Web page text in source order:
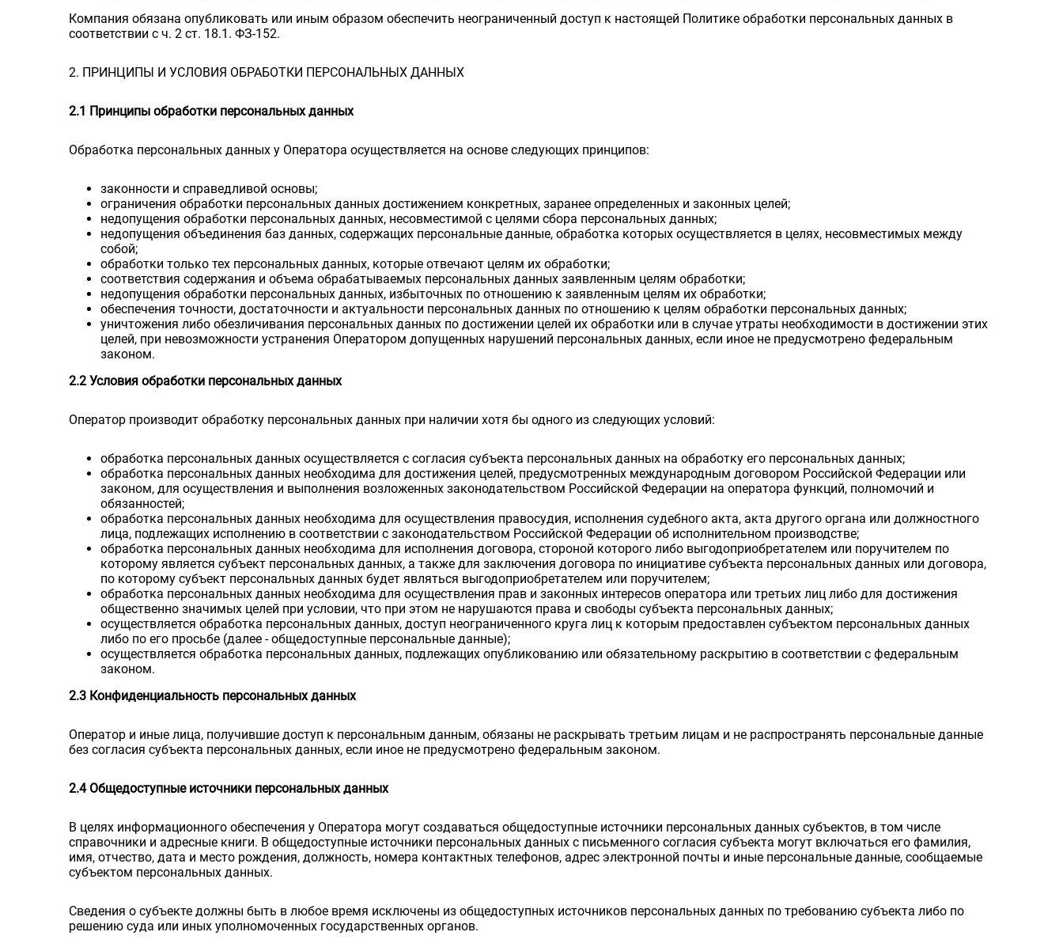
Компания обязана опубликовать или иным образом обеспечить неограниченный доступ к настоящей Политике обработки персональных данных в
соответствии с ч. 2 ст. 18.1. ФЗ-152.
2. ПРИНЦИПЫ И УСЛОВИЯ ОБРАБОТКИ ПЕРСОНАЛЬНЫХ ДАННЫХ
2.1 Принципы обработки персональных данных
Обработка персональных данных у Оператора осуществляется на основе следующих принципов:
законности и справедливой основы;
ограничения обработки персональных данных достижением конкретных, заранее определенных и законных целей;
недопущения обработки персональных данных, несовместимой с целями сбора персональных данных;
недопущения объединения баз данных, содержащих персональные данные, обработка которых осуществляется в целях, несовместимых между
собой;
обработки только тех персональных данных, которые отвечают целям их обработки;
соответствия содержания и объема обрабатываемых персональных данных заявленным целям обработки;
недопущения обработки персональных данных, избыточных по отношению к заявленным целям их обработки;
обеспечения точности, достаточности и актуальности персональных данных по отношению к целям обработки персональных данных;
уничтожения либо обезличивания персональных данных по достижении целей их обработки или в случае утраты необходимости в достижении этих
целей, при невозможности устранения Оператором допущенных нарушений персональных данных, если иное не предусмотрено федеральным
законом.
2.2 Условия обработки персональных данных
Оператор производит обработку персональных данных при наличии хотя бы одного из следующих условий:
обработка персональных данных осуществляется с согласия субъекта персональных данных на обработку его персональных данных;
обработка персональных данных необходима для достижения целей, предусмотренных международным договором Российской Федерации или
законом, для осуществления и выполнения возложенных законодательством Российской Федерации на оператора функций, полномочий и
обязанностей;
обработка персональных данных необходима для осуществления правосудия, исполнения судебного акта, акта другого органа или должностного
лица, подлежащих исполнению в соответствии с законодательством Российской Федерации об исполнительном производстве;
обработка персональных данных необходима для исполнения договора, стороной которого либо выгодоприобретателем или поручителем по
которому является субъект персональных данных, а также для заключения договора по инициативе субъекта персональных данных или договора,
по которому субъект персональных данных будет являться выгодоприобретателем или поручителем;
обработка персональных данных необходима для осуществления прав и законных интересов оператора или третьих лиц либо для достижения
общественно значимых целей при условии, что при этом не нарушаются права и свободы субъекта персональных данных;
осуществляется обработка персональных данных, доступ неограниченного круга лиц к которым предоставлен субъектом персональных данных
либо по его просьбе (далее - общедоступные персональные данные);
осуществляется обработка персональных данных, подлежащих опубликованию или обязательному раскрытию в соответствии с федеральным
законом.
2.3 Конфиденциальность персональных данных
Оператор и иные лица, получившие доступ к персональным данным, обязаны не раскрывать третьим лицам и не распространять персональные данные
без согласия субъекта персональных данных, если иное не предусмотрено федеральным законом.
2.4 Общедоступные источники персональных данных
В целях информационного обеспечения у Оператора могут создаваться общедоступные источники персональных данных субъектов, в том числе
справочники и адресные книги. В общедоступные источники персональных данных с письменного согласия субъекта могут включаться его фамилия,
имя, отчество, дата и место рождения, должность, номера контактных телефонов, адрес электронной почты и иные персональные данные, сообщаемые
субъектом персональных данных.
Сведения о субъекте должны быть в любое время исключены из общедоступных источников персональных данных по требованию субъекта либо по
решению суда или иных уполномоченных государственных органов.